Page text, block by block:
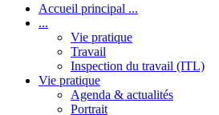
Accueil principal ...
...
Vie pratique
Travail
Inspection du travail (ITL)
Vie pratique
Agenda & actualités
Portrait